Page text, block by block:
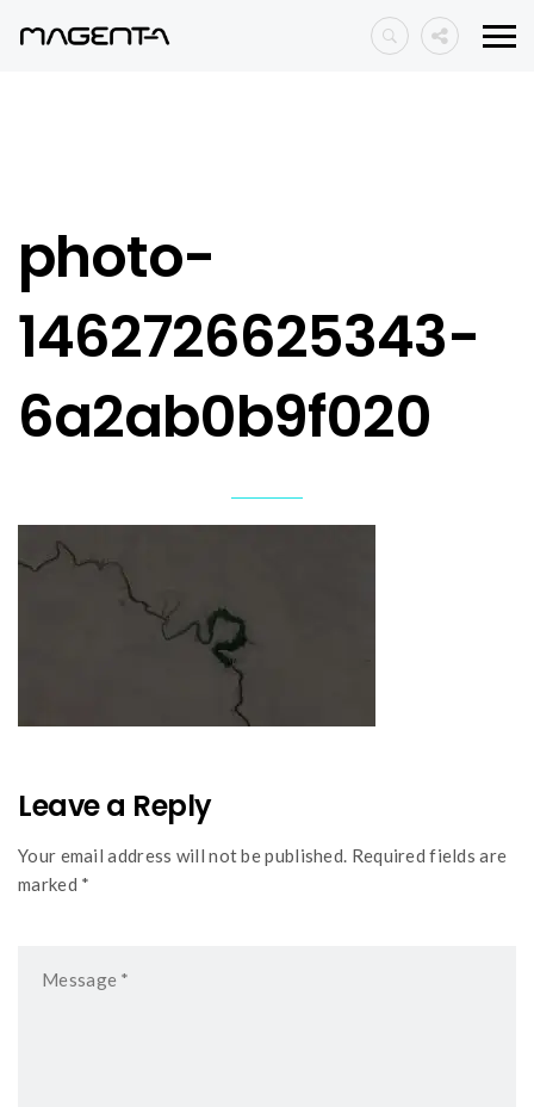
photo-
1462726625343-
6a2ab0b9f020
Leave a Reply
Your email address will not be published. Required fields are
marked *